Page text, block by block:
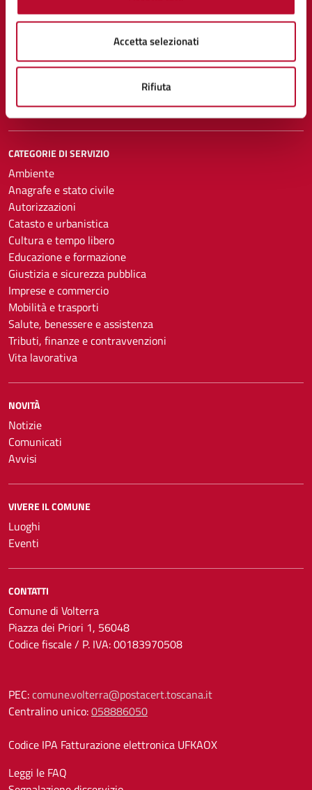
Accetta selezionati
Rifiuta
Aree amministrative
Enti e fondazioni
Politici
Documenti e dati
CATEGORIE DI SERVIZIO
Ambiente
Anagrafe e stato civile
Autorizzazioni
Catasto e urbanistica
Cultura e tempo libero
Educazione e formazione
Giustizia e sicurezza pubblica
Imprese e commercio
Mobilità e trasporti
Salute, benessere e assistenza
Tributi, finanze e contravvenzioni
Vita lavorativa
NOVITÀ
Notizie
Comunicati
Avvisi
VIVERE IL COMUNE
Luoghi
Eventi
CONTATTI
Comune di Volterra
Piazza dei Priori 1, 56048
Codice fiscale / P. IVA: 00183970508
PEC:comune.volterra@postacert.toscana.it
Centralino unico:058886050
Codice IPA Fatturazione elettronica UFKAOX
Leggi le FAQ